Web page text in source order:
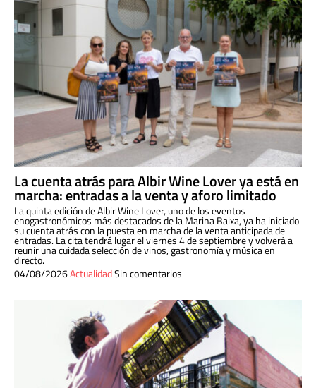
La cuenta atrás para Albir Wine Lover ya está en
marcha: entradas a la venta y aforo limitado
La quinta edición de Albir Wine Lover, uno de los eventos
enogastronómicos más destacados de la Marina Baixa, ya ha iniciado
su cuenta atrás con la puesta en marcha de la venta anticipada de
entradas. La cita tendrá lugar el viernes 4 de septiembre y volverá a
reunir una cuidada selección de vinos, gastronomía y música en
directo.
04/08/2026ActualidadSin comentarios